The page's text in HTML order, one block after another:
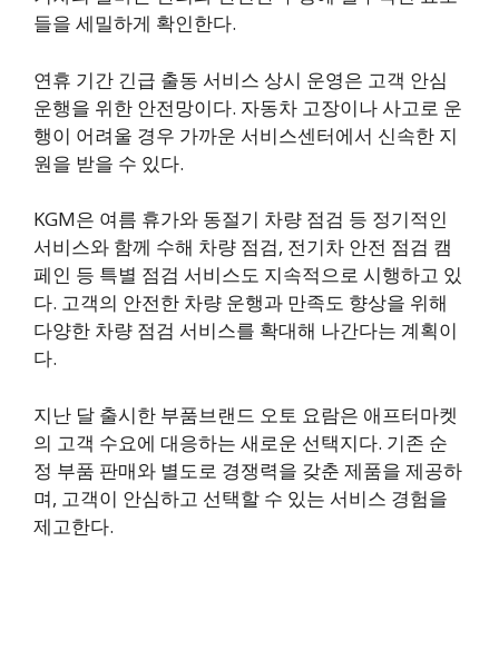
들을 세밀하게 확인한다.
연휴 기간 긴급 출동 서비스 상시 운영은 고객 안심
운행을 위한 안전망이다. 자동차 고장이나 사고로 운
행이 어려울 경우 가까운 서비스센터에서 신속한 지
원을 받을 수 있다.
KGM은 여름 휴가와 동절기 차량 점검 등 정기적인
서비스와 함께 수해 차량 점검, 전기차 안전 점검 캠
페인 등 특별 점검 서비스도 지속적으로 시행하고 있
다. 고객의 안전한 차량 운행과 만족도 향상을 위해
다양한 차량 점검 서비스를 확대해 나간다는 계획이
다.
지난 달 출시한 부품브랜드 오토 요람은 애프터마켓
의 고객 수요에 대응하는 새로운 선택지다. 기존 순
정 부품 판매와 별도로 경쟁력을 갖춘 제품을 제공하
며, 고객이 안심하고 선택할 수 있는 서비스 경험을
제고한다.